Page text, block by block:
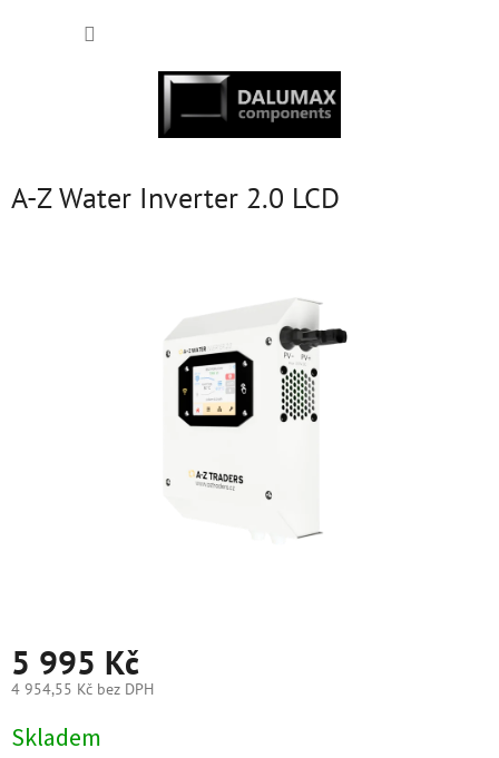
A-Z Water Inverter 2.0 LCD
5 995 Kč
4 954,55 Kč bez DPH
cena:
Skladem